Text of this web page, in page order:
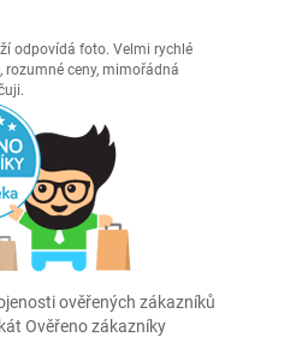
odpovídá foto. Velmi rychlé
ceny, mimořádná
ověřených zákazníků
Ověřeno zákazníky